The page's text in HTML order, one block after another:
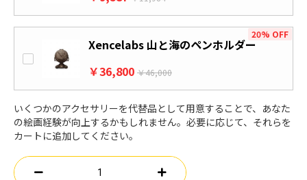
20% OFF
Xencelabs 山と海のペンホルダー
￥36,800 ￥46,000
いくつかのアクセサリーを代替品として用意することで、あなた
の絵画経験が向上するかもしれません。必要に応じて、それらを
カートに追加してください。